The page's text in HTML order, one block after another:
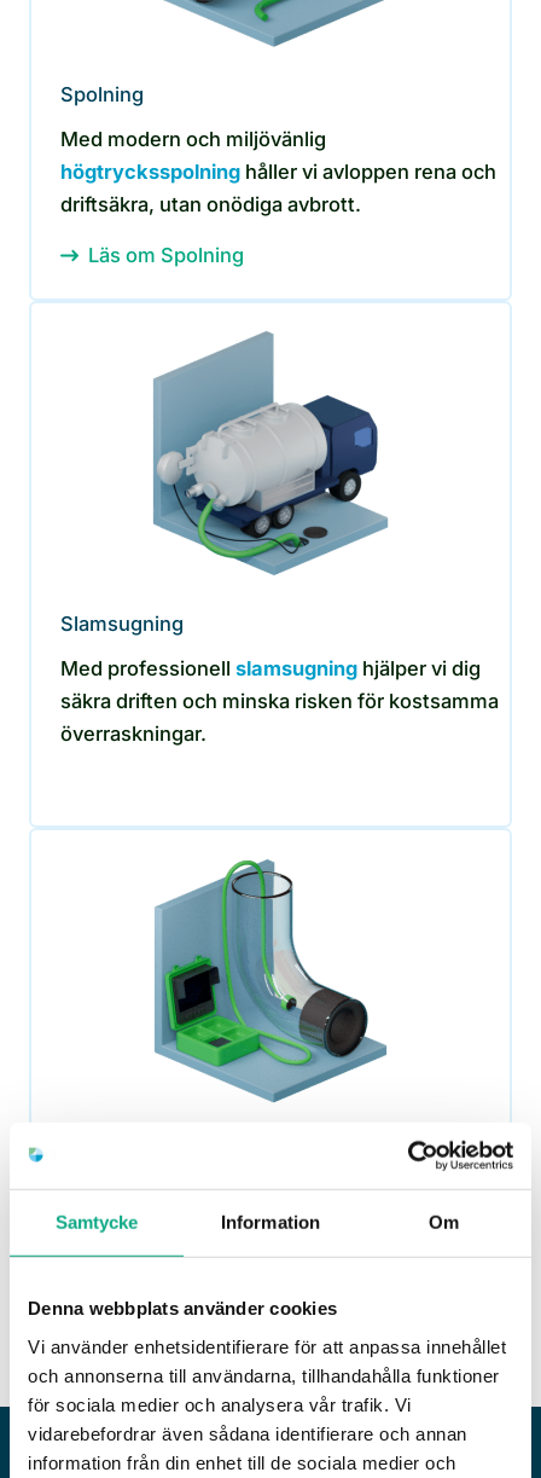
Samtycke Information Om
Denna webbplats använder cookies
Vi använder enhetsidentifierare för att anpassa innehållet
och annonserna till användarna, tillhandahålla funktioner
för sociala medier och analysera vår trafik. Vi
vidarebefordrar även sådana identifierare och annan
information från din enhet till de sociala medier och
Spolning
Med modern och miljövänlig
högtrycksspolning håller vi avloppen rena och
driftsäkra, utan onödiga avbrott.
Läs om Spolning
Slamsugning
Med professionell slamsugning hjälper vi dig
säkra driften och minska risken för kostsamma
överraskningar.
Medrörinspektionser vi hur dina rör mår med
hjälp av modern kamerateknik. Efter
inspektionen levererar vi en utförlig rapport.
Läs om Rörinspektion